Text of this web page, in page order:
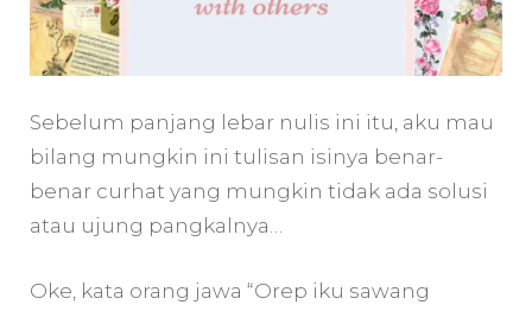
Sebelum panjang lebar nulis ini itu, aku mau
bilang mungkin ini tulisan isinya benar-
benar curhat yang mungkin tidak ada solusi
atau ujung pangkalnya…
Oke, kata orang jawa “Orep iku sawang